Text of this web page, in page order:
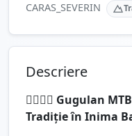
CARAS_SEVERIN
Descriere
🚵‍♂️🏃‍♂️ Gugulan
Tradiție în Inima